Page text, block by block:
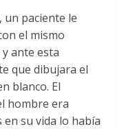
un paciente le
el mismo
ante esta
que dibujara el
blanco. El
hombre era
en su vida lo había